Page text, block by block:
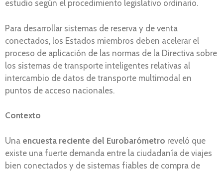
estudio según el procedimiento legislativo ordinario.
Para desarrollar sistemas de reserva y de venta
conectados, los Estados miembros deben acelerar el
proceso de aplicación de las normas de la Directiva sobre
los sistemas de transporte inteligentes relativas al
intercambio de datos de transporte multimodal en
puntos de acceso nacionales.
Contexto
Una encuesta reciente del Eurobarómetro reveló que
existe una fuerte demanda entre la ciudadanía de viajes
bien conectados y de sistemas fiables de compra de